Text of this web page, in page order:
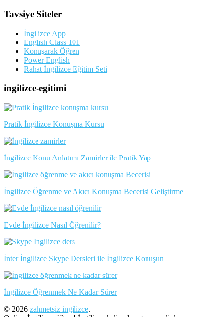
Tavsiye Siteler
İngilizce App
English Class 101
Konuşarak Öğren
Power English
Rahat İngilizce Eğitim Seti
ingilizce-egitimi
Pratik İngilizce Konuşma Kursu
İngilizce Konu Anlatımı Zamirler ile Pratik Yap
İngilizce Öğrenme ve Akıcı Konuşma Becerisi Geliştirme
Evde İngilizce Nasıl Öğrenilir?
İnter İngilizce Skype Dersleri ile İngilizce Konuşun
İngilizce Öğrenmek Ne Kadar Sürer
© 2026 zahmetsiz ingilizce.